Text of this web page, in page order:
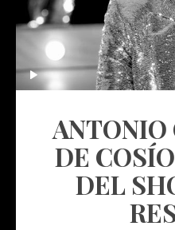
ANTONIO
DE
DEL